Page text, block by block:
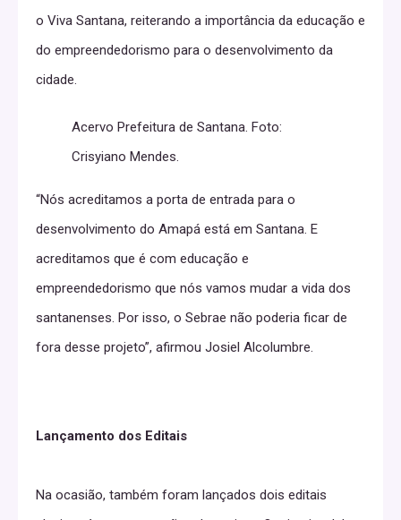
o Viva Santana, reiterando a importância da educação e
do empreendedorismo para o desenvolvimento da
cidade.
Acervo Prefeitura de Santana. Foto:
Crisyiano Mendes.
“Nós acreditamos a porta de entrada para o
desenvolvimento do Amapá está em Santana. E
acreditamos que é com educação e
empreendedorismo que nós vamos mudar a vida dos
santanenses. Por isso, o Sebrae não poderia ficar de
fora desse projeto”, afirmou Josiel Alcolumbre.
Lançamento dos Editais
Na ocasião, também foram lançados dois editais